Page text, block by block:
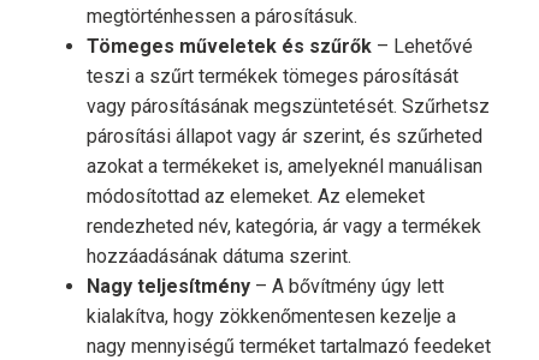
megtörténhessen a párosításuk.
Tömeges műveletek és szűrők – Lehetővé
teszi a szűrt termékek tömeges párosítását
vagy párosításának megszüntetését. Szűrhetsz
párosítási állapot vagy ár szerint, és szűrheted
azokat a termékeket is, amelyeknél manuálisan
módosítottad az elemeket. Az elemeket
rendezheted név, kategória, ár vagy a termékek
hozzáadásának dátuma szerint.
Nagy teljesítmény – A bővítmény úgy lett
kialakítva, hogy zökkenőmentesen kezelje a
nagy mennyiségű terméket tartalmazó feedeket